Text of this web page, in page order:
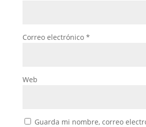
Correo electrónico *
Web
Guarda mi nombre, correo